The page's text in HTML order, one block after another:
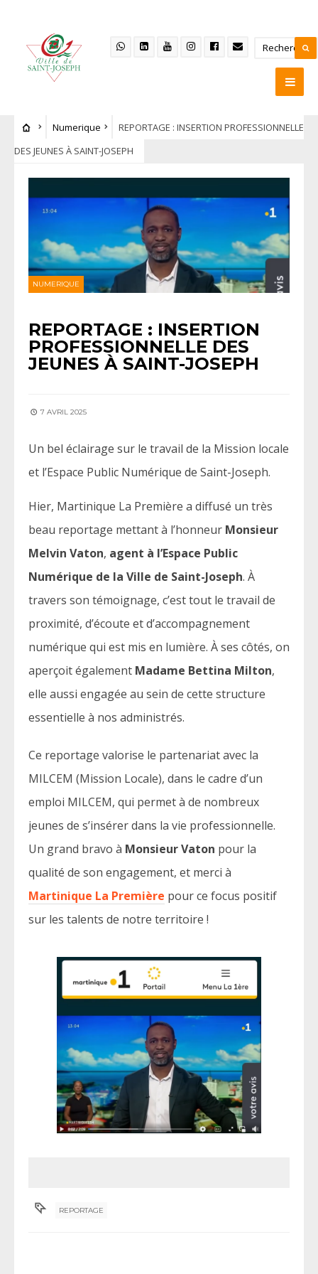
Numerique
REPORTAGE : INSERTION PROFESSIONNELLE
DES JEUNES À SAINT-JOSEPH
NUMERIQUE
REPORTAGE : INSERTION
PROFESSIONNELLE DES
JEUNES À SAINT-JOSEPH
7 AVRIL 2025
Un bel éclairage sur le travail de la Mission locale
et l’Espace Public Numérique de Saint-Joseph.
Hier, Martinique La Première a diffusé un très
beau reportage mettant à l’honneur Monsieur
Melvin Vaton, agent à l’Espace Public
Numérique de la Ville de Saint-Joseph. À
travers son témoignage, c’est tout le travail de
proximité, d’écoute et d’accompagnement
numérique qui est mis en lumière. À ses côtés, on
aperçoit également Madame Bettina Milton,
elle aussi engagée au sein de cette structure
essentielle à nos administrés.
Ce reportage valorise le partenariat avec la
MILCEM (Mission Locale), dans le cadre d’un
emploi MILCEM, qui permet à de nombreux
jeunes de s’insérer dans la vie professionnelle.
Un grand bravo à Monsieur Vaton pour la
qualité de son engagement, et merci à
Martinique La Première pour ce focus positif
sur les talents de notre territoire !
REPORTAGE